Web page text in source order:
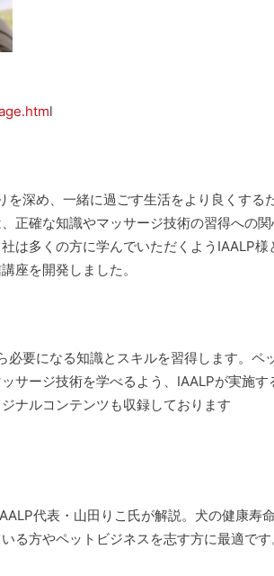
l
深め、一緒に過ごす生活をより良くする
正確な知識やマッサージ技術の習得への
は多くの方に学んでいただくようIAALP
座を開発しました。
要になる知識とスキルを習得します。
サージ技術を学べるよう、IAALPが実施
ナルコンテンツも収録しております
代表・山田りこ氏が解説。犬の健康寿
る方やペットビジネスを志す方に最適です